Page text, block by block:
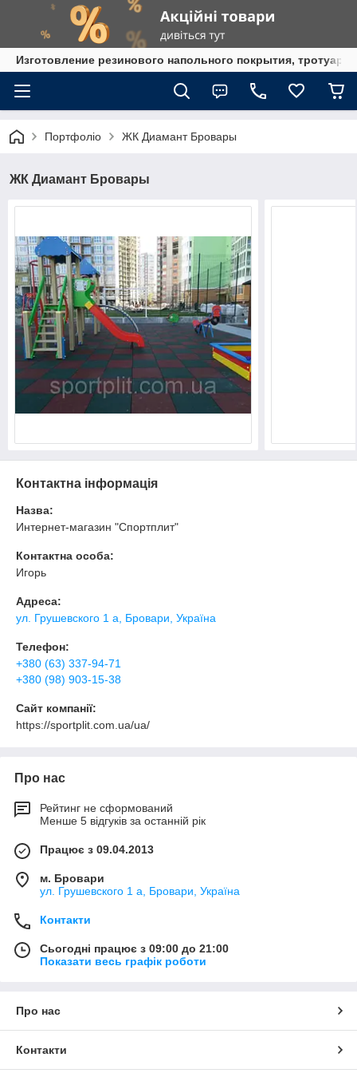
Изготовление резинового напольного покрытия,
Портфоліо ЖК Диамант Бровары
ЖК Диамант Бровары
Контактна інформація
Назва:
Интернет-магазин "Спортплит"
Контактна особа:
Игорь
Адреса:
ул. Грушевского 1 а, Бровари, Україна
Телефон:
+380 (63) 337-94-71
+380 (98) 903-15-38
Сайт компанії:
https://sportplit.com.ua/ua/
Про нас
Рейтинг не сформований
Менше 5 відгуків за останній рік
Працює з 09.04.2013
м. Бровари
ул. Грушевского 1 а, Бровари, Україна
Контакти
Сьогодні працює з 09:00 до 21:00
Показати весь графік роботи
Про нас
Контакти